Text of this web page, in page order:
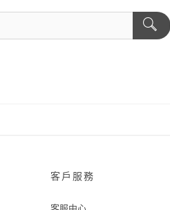
客戶服務